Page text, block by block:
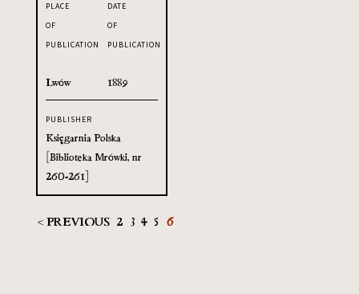
PLACE
OF
PUBLICATION
Lwów
DATE
OF
PUBLICATION
1889
PUBLISHER
Księgarnia Polska
[Biblioteka Mrówki, nr
260-261]
< PREVIOUS 2 3 4 5 6